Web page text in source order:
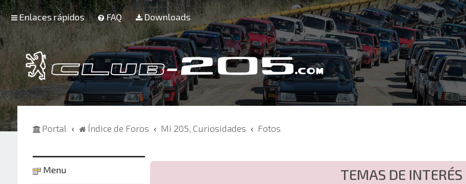
Enlaces rápidos FAQ Downloads
Portal Índice de Foros Mi 205, Curiosidades Fotos
TEMAS DE INTERÉS
Menu